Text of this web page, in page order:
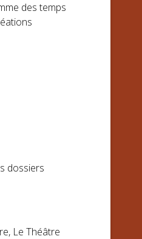
des temps
dossiers
Le Théâtre